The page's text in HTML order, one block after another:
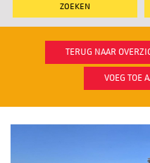
TERUG NAAR
VOEG TOE